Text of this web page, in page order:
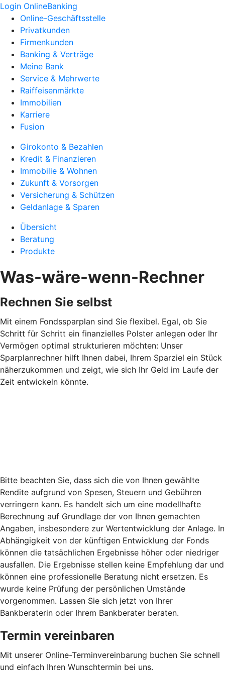
Login OnlineBanking
Online-Geschäftsstelle
Privatkunden
Firmenkunden
Banking & Verträge
Meine Bank
Service & Mehrwerte
Raiffeisenmärkte
Immobilien
Karriere
Fusion
Girokonto & Bezahlen
Kredit & Finanzieren
Immobilie & Wohnen
Zukunft & Vorsorgen
Versicherung & Schützen
Geldanlage & Sparen
Übersicht
Beratung
Produkte
Was-wäre-wenn-Rechner
Rechnen Sie selbst
Mit einem Fondssparplan sind Sie flexibel. Egal, ob Sie
Schritt für Schritt ein finanzielles Polster anlegen oder Ihr
Vermögen optimal strukturieren möchten: Unser
Sparplanrechner hilft Ihnen dabei, Ihrem Sparziel ein Stück
näherzukommen und zeigt, wie sich Ihr Geld im Laufe der
Zeit entwickeln könnte.
Bitte beachten Sie, dass sich die von Ihnen gewählte
Rendite aufgrund von Spesen, Steuern und Gebühren
verringern kann. Es handelt sich um eine modellhafte
Berechnung auf Grundlage der von Ihnen gemachten
Angaben, insbesondere zur Wertentwicklung der Anlage. In
Abhängigkeit von der künftigen Entwicklung der Fonds
können die tatsächlichen Ergebnisse höher oder niedriger
ausfallen. Die Ergebnisse stellen keine Empfehlung dar und
können eine professionelle Beratung nicht ersetzen. Es
wurde keine Prüfung der persönlichen Umstände
vorgenommen. Lassen Sie sich jetzt von Ihrer
Bankberaterin oder Ihrem Bankberater beraten.
Termin vereinbaren
Mit unserer Online-Terminvereinbarung buchen Sie schnell
und einfach Ihren Wunschtermin bei uns.